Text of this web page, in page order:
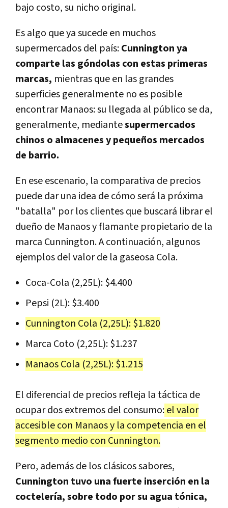
bajo costo, su nicho original.
Es algo que ya sucede en muchos
supermercados del país:Cunnington ya
comparte las góndolas con estas primeras
marcas, mientras que en las grandes
superficies generalmente no es posible
encontrar Manaos: su llegada al público se da,
generalmente, mediantesupermercados
chinos o almacenes y pequeños mercados
de barrio.
En ese escenario, la comparativa de precios
puede dar una idea de cómo será la próxima
"batalla" por los clientes que buscará librar el
dueño de Manaos y flamante propietario de la
marca Cunnington. A continuación, algunos
ejemplos del valor de la gaseosa Cola.
Coca-Cola (2,25L): $4.400
Pepsi (2L): $3.400
Cunnington Cola (2,25L): $1.820
Marca Coto (2,25L): $1.237
Manaos Cola (2,25L): $1.215
El diferencial de precios refleja la táctica de
ocupar dos extremos del consumo:el valor
accesible con Manaos y la competencia en el
segmento medio con Cunnington.
Pero, además de los clásicos sabores,
Cunnington tuvo una fuerte inserción en la
coctelería, sobre todo por su agua tónica,